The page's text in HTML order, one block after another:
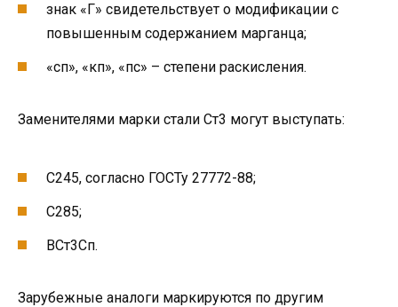
знак «Г» свидетельствует о модификации с
повышенным содержанием марганца;
«сп», «кп», «пс» – степени раскисления.
Заменителями марки стали Ст3 могут выступать:
С245, согласно ГОСТу 27772-88;
С285;
ВСт3Сп.
Зарубежные аналоги маркируются по другим